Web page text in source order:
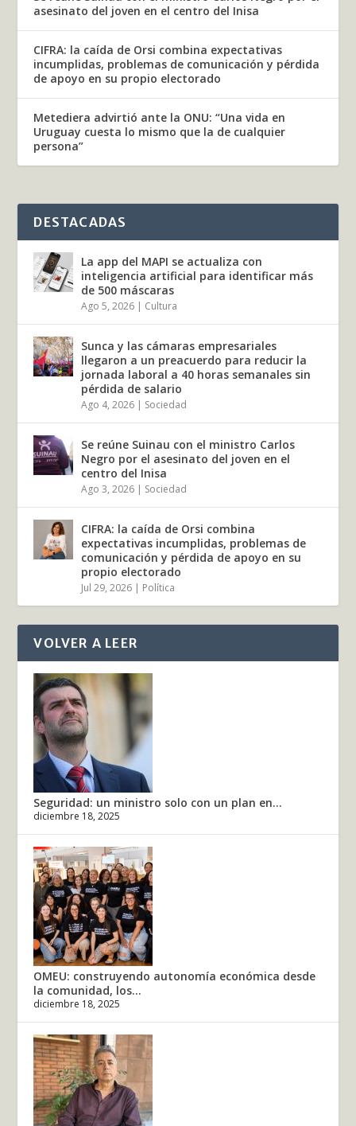
asesinato del joven en el centro del Inisa
CIFRA: la caída de Orsi combina expectativas
incumplidas, problemas de comunicación y pérdida
de apoyo en su propio electorado
Metediera advirtió ante la ONU: “Una vida en
Uruguay cuesta lo mismo que la de cualquier
persona”
DESTACADAS
La app del MAPI se actualiza con
inteligencia artificial para identificar más
de 500 máscaras
Ago 5, 2026 | Cultura
Sunca y las cámaras empresariales
llegaron a un preacuerdo para reducir la
jornada laboral a 40 horas semanales sin
pérdida de salario
Ago 4, 2026 | Sociedad
Se reúne Suinau con el ministro Carlos
Negro por el asesinato del joven en el
centro del Inisa
Ago 3, 2026 | Sociedad
CIFRA: la caída de Orsi combina
expectativas incumplidas, problemas de
comunicación y pérdida de apoyo en su
propio electorado
Jul 29, 2026 | Política
VOLVER A LEER
Seguridad: un ministro solo con un plan en...
diciembre 18, 2025
OMEU: construyendo autonomía económica desde
la comunidad, los...
diciembre 18, 2025